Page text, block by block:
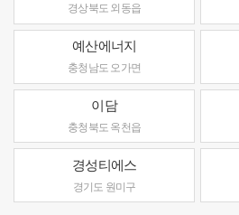
경상북도 외동읍
예산에너지
충청남도 오가면
이담
충청북도 옥천읍
경성티에스
경기도 원미구